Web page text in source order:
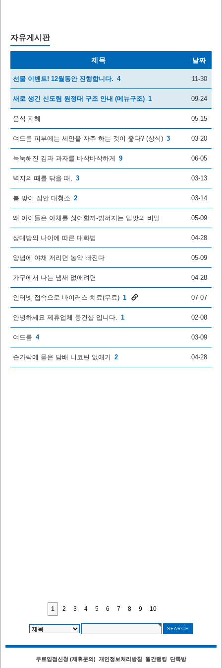
자유게시판
제목 날짜
선물 이벤트! 12월동안 진행합니다. 4 11-30
새로 생긴 신도림 원정대 구조 안내 (메뉴구조) 1 09-24
음식 지혜 05-15
여드름 피부에는 세안을 자주 하는 것이 좋다? (상식) 3 03-20
눅눅해진 김과 과자를 바삭바삭하게 9 06-05
벽지의 때를 닦을 때, 3 03-13
봄 맞이 집안 대청소 2 03-14
왜 아이들은 야채를 싫어할까-밝혀지는 입맛의 비밀 05-09
상대방의 나이에 따른 대화법 04-28
양념에 야채 저리면 농약 빠진다 05-09
가구에서 나는 냄새 없애려면 04-28
인터넷 접속으로 바이러스 치료(무료) 1 07-07
안녕하세요 제휴업체 동건샵 입니다. 1 02-08
여드름 4 03-09
손가락에 묻은 담배 니코틴 없애기 2 04-28
1 2 3 4 5 6 7 8 9 10
무료입점신청 (제휴문의) 개인정보처리방침 월간랭킹 단톡방